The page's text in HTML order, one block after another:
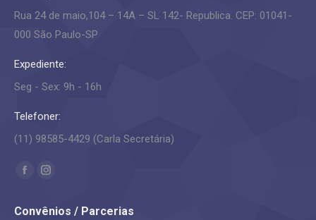
Rua 24 de maio,104 – 14A – SL 142- Republica. CEP: 01041-
000 São Paulo-SP
Expediente:
Seg - Sex: 9h - 16h
Telefoner:
(11) 98585-4429 (Carla Secretária)
Encontre-nos em:
Facebook
opens
Instagram
opens
Convênios / Parcerias